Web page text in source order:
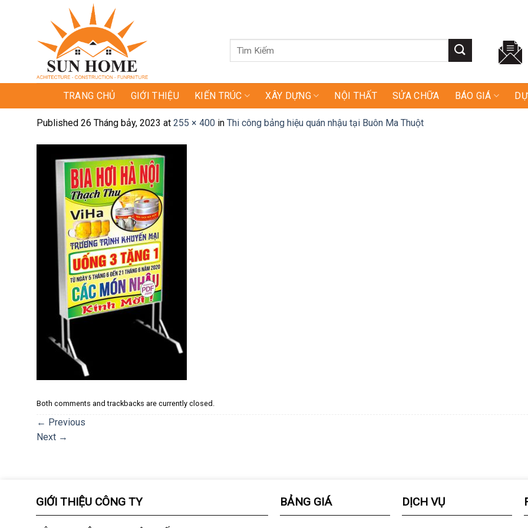
Tìm
TRANG CHỦ GIỚI THIỆU KIẾN TRÚC XÂY DỰNG NỘI THẤT SỬA CHỮA BÁO GIÁ
Published 26 Tháng bảy, 2023 at 255 × 400 in Thi công bảng hiệu quán nhậu tại Buôn Ma Thuột
Both comments and trackbacks are currently closed.
← Previous
Next →
GIỚI THIỆU CÔNG TY BẢNG GIÁ DỊCH VỤ